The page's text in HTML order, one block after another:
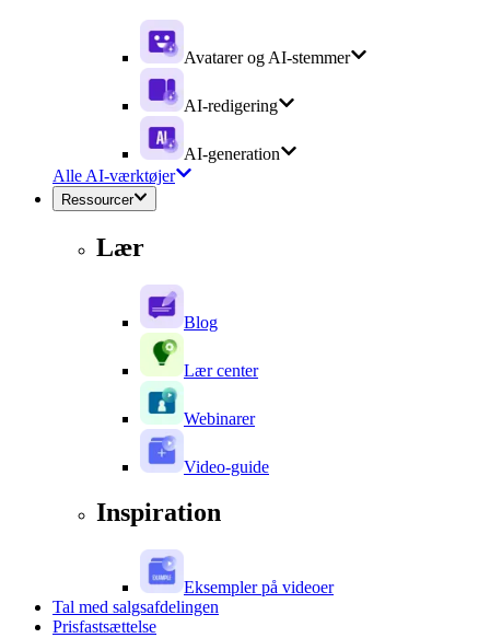
Avatarer og AI-stemmer
AI-redigering
AI-generation
Alle AI-værktøjer
Ressourcer
Lær
Blog
Lær center
Webinarer
Video-guide
Inspiration
Eksempler på videoer
Tal med salgsafdelingen
Prisfastsættelse